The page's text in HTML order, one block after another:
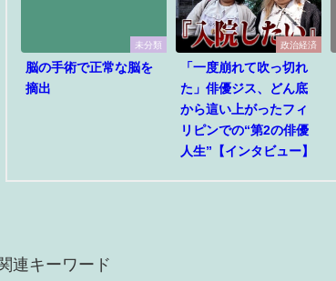
未分類
脳の手術で正常な脳を
摘出
政治経済
「一度崩れて吹っ切れ
た」俳優ジス、どん底
から這い上がったフィ
リピンでの“第2の俳優
人生”【インタビュー】
連キーワード